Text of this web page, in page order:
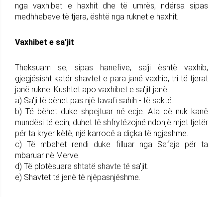
nga vaxhibet e haxhit dhe të umrës, ndërsa sipas
medhhebeve të tjera, është nga ruknet e haxhit.
Vaxhibet e sa'jit
Theksuam se, sipas hanefive, sa'ji është vaxhib,
gjegjësisht katër shavtet e para janë vaxhib, tri të tjerat
janë rukne. Kushtet apo vaxhibet e sa'jit janë:
a) Sa'ji të bëhet pas një tavafi sahih - të saktë.
b) Të bëhet duke shpejtuar në ecje. Ata që nuk kanë
mundësi të ecin, duhet të shfrytëzojnë ndonjë mjet tjetër
për ta kryer këtë; një karrocë a diçka të ngjashme.
c) Të mbahet rendi duke filluar nga Safaja për ta
mbaruar në Merve.
d) Të plotësuara shtatë shavte të sa'jit.
e) Shavtet të jenë të njëpasnjëshme.